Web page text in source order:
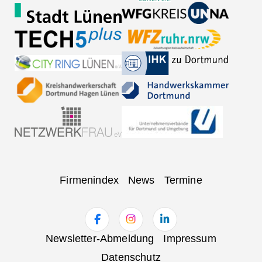
Firmenindex News Termine
NavigationNewsletter-Abmeldung
Impressum
Datenschutz